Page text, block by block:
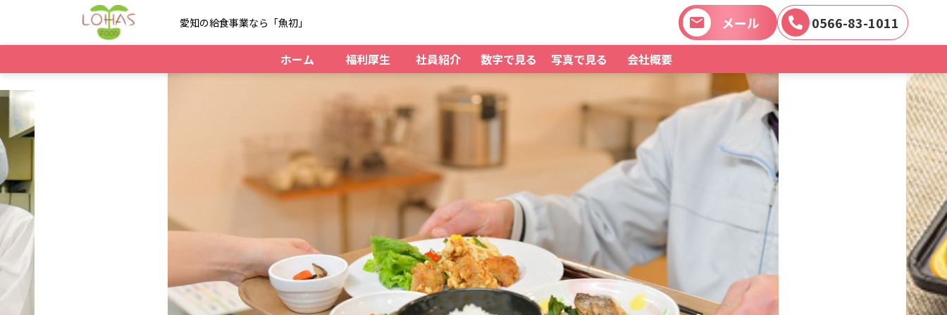
愛知の給食事業なら「魚初」 メール 0566-83-1011
ホーム 福利厚生 社員紹介 数字で見る 写真で見る 会社概要